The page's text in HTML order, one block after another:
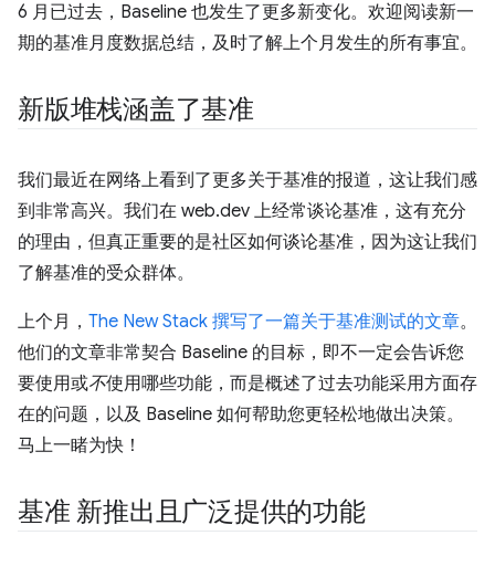
6 月已过去，Baseline 也发生了更多新变化。欢迎阅读新一
期的基准月度数据总结，及时了解上个月发生的所有事宜。
新版堆栈涵盖了基准
我们最近在网络上看到了更多关于基准的报道，这让我们感
到非常高兴。我们在 web.dev 上经常谈论基准，这有充分
的理由，但真正重要的是社区如何谈论基准，因为这让我们
了解基准的受众群体。
上个月， The New Stack 撰写了一篇关于基准测试的文章。
他们的文章非常契合 Baseline 的目标，即不一定会告诉您
要使用或不使用哪些功能，而是概述了过去功能采用方面存
在的问题，以及 Baseline 如何帮助您更轻松地做出决策。
马上一睹为快！
基准 新推出且广泛提供的功能